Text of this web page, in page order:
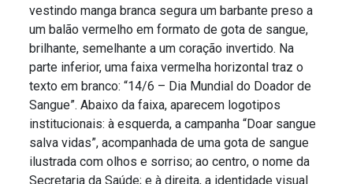
vestindo manga branca segura um barbante preso a
um balão vermelho em formato de gota de sangue,
brilhante, semelhante a um coração invertido. Na
parte inferior, uma faixa vermelha horizontal traz o
texto em branco: “14/6 – Dia Mundial do Doador de
Sangue”. Abaixo da faixa, aparecem logotipos
institucionais: à esquerda, a campanha “Doar sangue
salva vidas”, acompanhada de uma gota de sangue
ilustrada com olhos e sorriso; ao centro, o nome da
Secretaria da Saúde; e à direita, a identidade visual